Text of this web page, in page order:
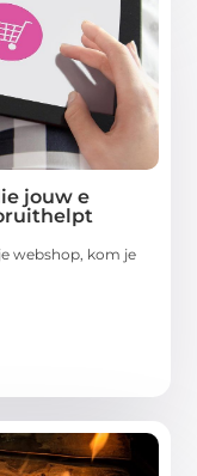
jouw e
webshop, kom je